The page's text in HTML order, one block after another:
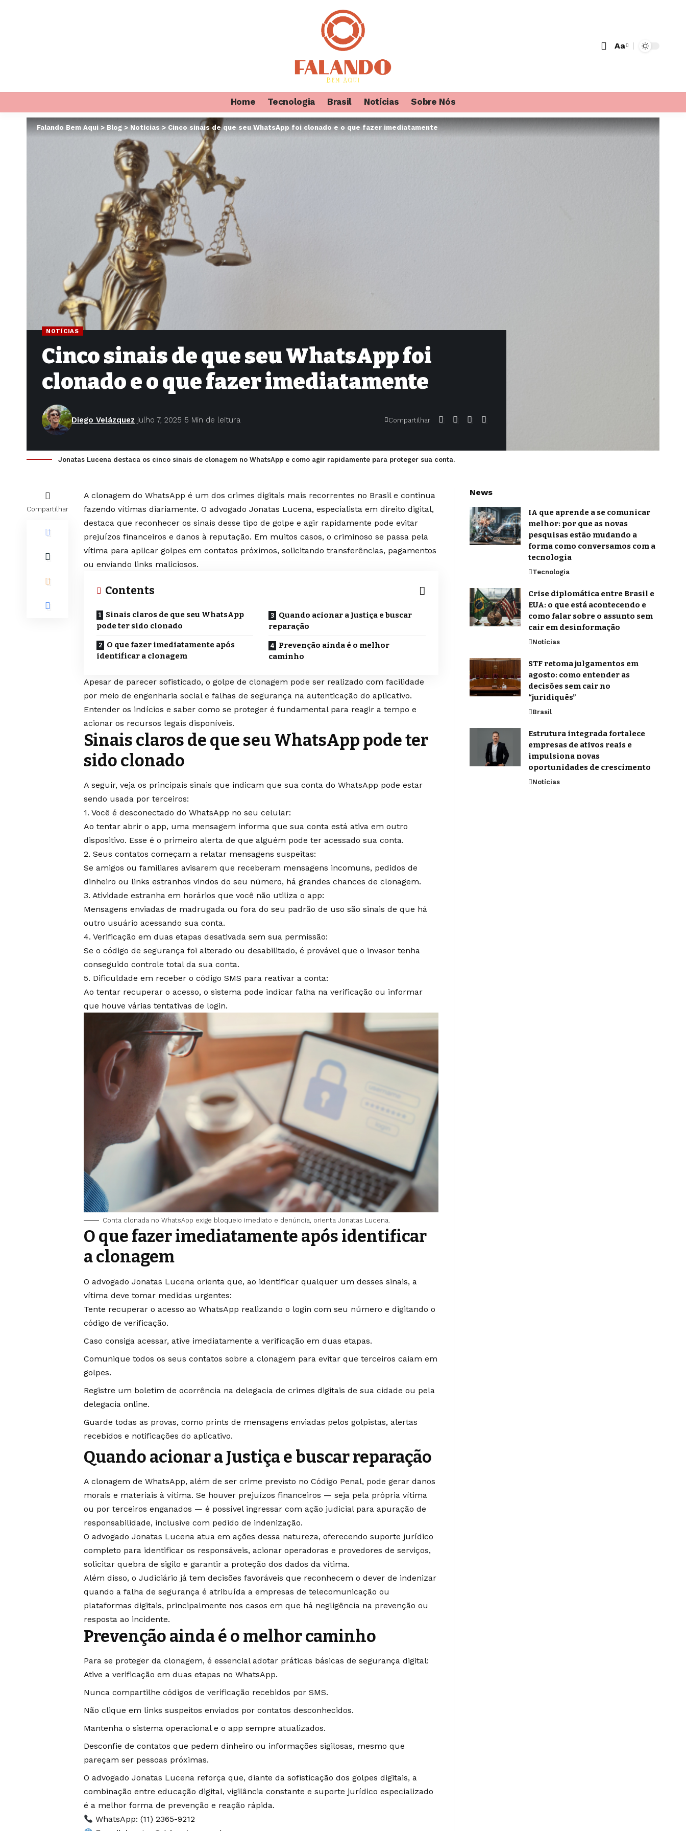
Aa
Home Tecnologia Brasil Notícias Sobre Nós
Falando Bem Aqui > Blog >Notícias > Cinco sinais de que seu WhatsApp foi clonado e o que fazer imediatamente
NOTÍCIAS
Cinco sinais de que seu WhatsApp foi
clonado e o que fazer imediatamente
Diego Velázquez julho 7, 2025 5 Min de leitura Compartilhar
Jonatas Lucena destaca os cinco sinais de clonagem no WhatsApp e como agir rapidamente para proteger sua conta.
Compartilhar
A clonagem do WhatsApp é um dos crimes digitais mais recorrentes no Brasil e continua
fazendo vítimas diariamente. O advogado Jonatas Lucena, especialista em direito digital,
destaca que reconhecer os sinais desse tipo de golpe e agir rapidamente pode evitar
prejuízos financeiros e danos à reputação. Em muitos casos, o criminoso se passa pela
vítima para aplicar golpes em contatos próximos, solicitando transferências, pagamentos
ou enviando links maliciosos.
Contents
Sinais claros de que seu WhatsApp
pode ter sido clonado
O que fazer imediatamente após
identificar a clonagem
Quando acionar a Justiça e buscar
reparação
Prevenção ainda é o melhor
caminho
Apesar de parecer sofisticado, o golpe de clonagem pode ser realizado com facilidade
por meio de engenharia social e falhas de segurança na autenticação do aplicativo.
Entender os indícios e saber como se proteger é fundamental para reagir a tempo e
acionar os recursos legais disponíveis.
Sinais claros de que seu WhatsApp pode ter
sido clonado
A seguir, veja os principais sinais que indicam que sua conta do WhatsApp pode estar
sendo usada por terceiros:
1. Você é desconectado do WhatsApp no seu celular:
Ao tentar abrir o app, uma mensagem informa que sua conta está ativa em outro
dispositivo. Esse é o primeiro alerta de que alguém pode ter acessado sua conta.
2. Seus contatos começam a relatar mensagens suspeitas:
Se amigos ou familiares avisarem que receberam mensagens incomuns, pedidos de
dinheiro ou links estranhos vindos do seu número, há grandes chances de clonagem.
3. Atividade estranha em horários que você não utiliza o app:
Mensagens enviadas de madrugada ou fora do seu padrão de uso são sinais de que há
outro usuário acessando sua conta.
4. Verificação em duas etapas desativada sem sua permissão:
Se o código de segurança foi alterado ou desabilitado, é provável que o invasor tenha
conseguido controle total da sua conta.
5. Dificuldade em receber o código SMS para reativar a conta:
Ao tentar recuperar o acesso, o sistema pode indicar falha na verificação ou informar
que houve várias tentativas de login.
Conta clonada no WhatsApp exige bloqueio imediato e denúncia, orienta Jonatas Lucena.
O que fazer imediatamente após identificar
a clonagem
O advogado Jonatas Lucena orienta que, ao identificar qualquer um desses sinais, a
vítima deve tomar medidas urgentes:
Tente recuperar o acesso ao WhatsApp realizando o login com seu número e digitando o
código de verificação.
Caso consiga acessar, ative imediatamente a verificação em duas etapas.
Comunique todos os seus contatos sobre a clonagem para evitar que terceiros caiam em
golpes.
Registre um boletim de ocorrência na delegacia de crimes digitais de sua cidade ou pela
delegacia online.
Guarde todas as provas, como prints de mensagens enviadas pelos golpistas, alertas
recebidos e notificações do aplicativo.
Quando acionar a Justiça e buscar reparação
A clonagem de WhatsApp, além de ser crime previsto no Código Penal, pode gerar danos
morais e materiais à vítima. Se houver prejuízos financeiros — seja pela própria vítima
ou por terceiros enganados — é possível ingressar com ação judicial para apuração de
responsabilidade, inclusive com pedido de indenização.
O advogado Jonatas Lucena atua em ações dessa natureza, oferecendo suporte jurídico
completo para identificar os responsáveis, acionar operadoras e provedores de serviços,
solicitar quebra de sigilo e garantir a proteção dos dados da vítima.
Além disso, o Judiciário já tem decisões favoráveis que reconhecem o dever de indenizar
quando a falha de segurança é atribuída a empresas de telecomunicação ou
plataformas digitais, principalmente nos casos em que há negligência na prevenção ou
resposta ao incidente.
Prevenção ainda é o melhor caminho
Para se proteger da clonagem, é essencial adotar práticas básicas de segurança digital:
Ative a verificação em duas etapas no WhatsApp.
Nunca compartilhe códigos de verificação recebidos por SMS.
Não clique em links suspeitos enviados por contatos desconhecidos.
Mantenha o sistema operacional e o app sempre atualizados.
Desconfie de contatos que pedem dinheiro ou informações sigilosas, mesmo que
pareçam ser pessoas próximas.
O advogado Jonatas Lucena reforça que, diante da sofisticação dos golpes digitais, a
combinação entre educação digital, vigilância constante e suporte jurídico especializado
é a melhor forma de prevenção e reação rápida.
WhatsApp:(11) 2365-9212
News
IA que aprende a se comunicar
melhor: por que as novas
pesquisas estão mudando a
forma como conversamos com a
tecnologia
Tecnologia
Crise diplomática entre Brasil e
EUA: o que está acontecendo e
como falar sobre o assunto sem
cair em desinformação
Notícias
STF retoma julgamentos em
agosto: como entender as
decisões sem cair no
“juridiquês”
Brasil
Estrutura integrada fortalece
empresas de ativos reais e
impulsiona novas
oportunidades de crescimento
Notícias